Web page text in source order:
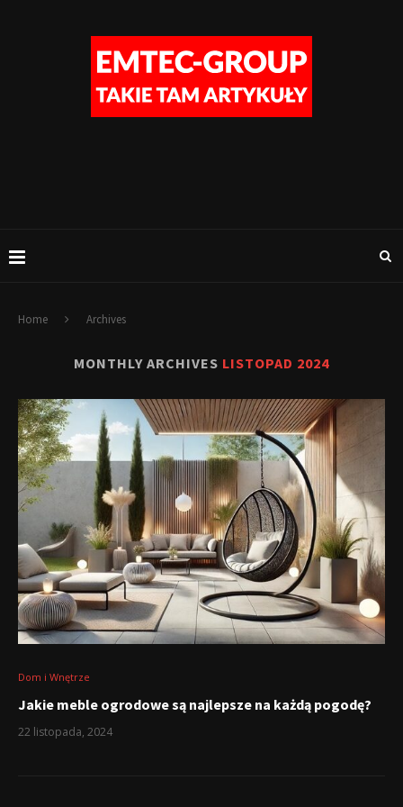
Home Archives
MONTHLY ARCHIVES LISTOPAD 2024
Dom i Wnętrze
Jakie meble ogrodowe są najlepsze na każdą pogodę?
22 listopada, 2024